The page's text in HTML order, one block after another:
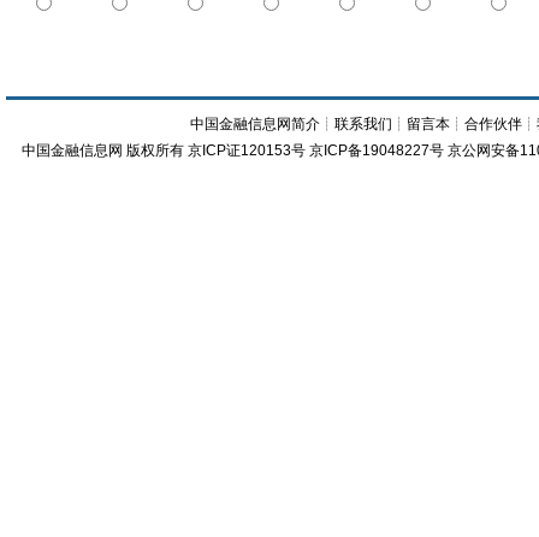
中国金融信息网简介 ┊联系我们 ┊ 留言本 ┊合作伙伴 ┊
中国金融信息网 版权所有 京ICP证120153号 京ICP备19048227号 京公网安备